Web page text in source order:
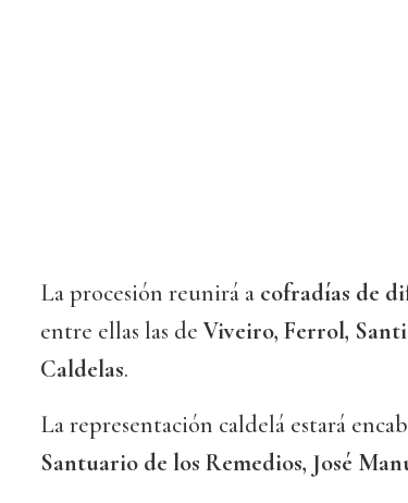
La procesión reunirá a cofradías de
entre ellas las de Viveiro, Ferrol,
Caldelas.
La representación caldelá estará
Santuario de los Remedios, José